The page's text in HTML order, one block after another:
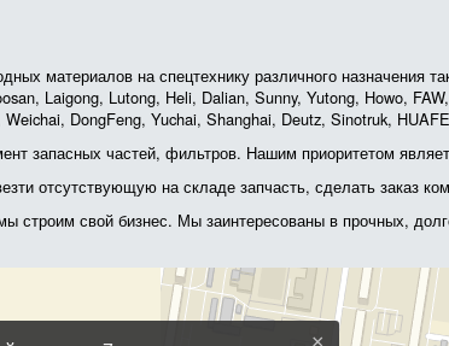
материалов на спецтехнику различного назначения
Laigong, Lutong, Heli, Dalian, Sunny, Yutong, Howo,
DongFeng, Yuchai, Shanghai, Deutz, Sinotruk,
запасных частей, фильтров. Нашим приоритетом
отсутствующую на складе запчасть, сделать заказ
строим свой бизнес. Мы заинтересованы в прочных,